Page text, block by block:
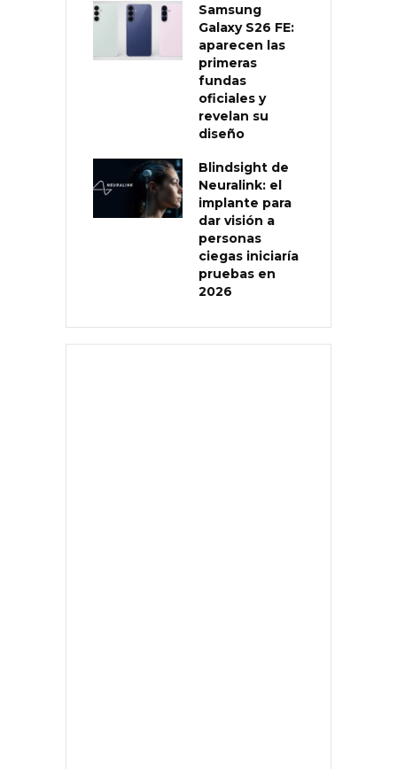
Samsung
Galaxy S26 FE:
aparecen las
primeras
fundas
oficiales y
revelan su
diseño
Blindsight de
Neuralink: el
implante para
dar visión a
personas
ciegas iniciaría
pruebas en
2026